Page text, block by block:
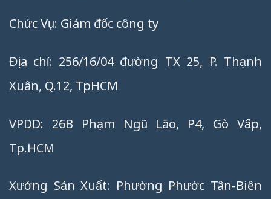
Chức Vụ: Giám đốc công ty
Địa chỉ: 256/16/04 đường TX 25, P. Thạnh
Xuân, Q.12, TpHCM
VPDD: 26B Phạm Ngũ Lão, P4, Gò Vấp,
Tp.HCM
Xưởng Sản Xuất: Phường Phước Tân-Biên